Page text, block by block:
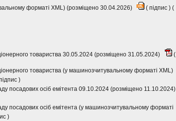
форматі XML) (розміщено 30.04.2026)
( підпис ) (
товариства 30.05.2024 (розміщено 31.05.2024)
(
товариства (у машинозчитувальному форматі XML)
)
посадових осіб емітента 09.10.2024 (розміщено 11.10.2024)
посадових осіб емітента (у машинозчитувальному форматі
)